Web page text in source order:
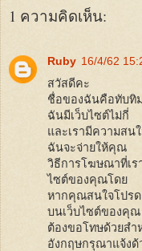
1 ความคิดเห็น:
Ruby 16/4/62
สวัสดีคะ
ชื่อของฉันคือทับทิ
ฉันมีเว็บไซต์ไม่กี่
และเรามีความส
ฉันจะจ่ายให้คุณ
วิธีการโฆษณาที่เร
ไซต์ของคุณโดย
หากคุณสนใจโปร
บนเว็บไซต์ของคุณ
ต้องขอโทษด้วย
อังกฤษกรุณาแจ้งด้